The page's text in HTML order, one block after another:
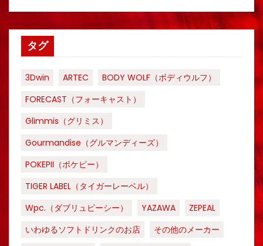
タグ
3Dwin ARTEC
BODY WOLF（ボディウルフ）
FORECAST（フォーキャスト）
Glimmis（グリミス）
Gourmandise（グルマンディーズ）
POKEPII（ポケピー）
TIGER LABEL（タイガーレーベル）
Wpc.（ダブリュピーシー）
YAZAWA
ZEPEAL
いわゆるソフトドリンクのお店
その他のメーカー